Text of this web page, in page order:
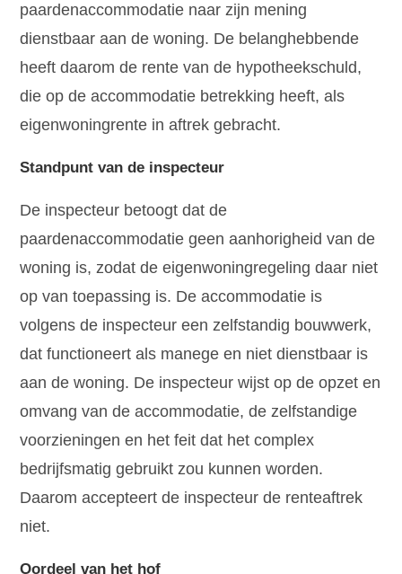
paardenaccommodatie naar zijn mening
dienstbaar aan de woning. De belanghebbende
heeft daarom de rente van de hypotheekschuld,
die op de accommodatie betrekking heeft, als
eigenwoningrente in aftrek gebracht.
Standpunt van de inspecteur
De inspecteur betoogt dat de
paardenaccommodatie geen aanhorigheid van de
woning is, zodat de eigenwoningregeling daar niet
op van toepassing is. De accommodatie is
volgens de inspecteur een zelfstandig bouwwerk,
dat functioneert als manege en niet dienstbaar is
aan de woning. De inspecteur wijst op de opzet en
omvang van de accommodatie, de zelfstandige
voorzieningen en het feit dat het complex
bedrijfsmatig gebruikt zou kunnen worden.
Daarom accepteert de inspecteur de renteaftrek
niet.
Oordeel van het hof